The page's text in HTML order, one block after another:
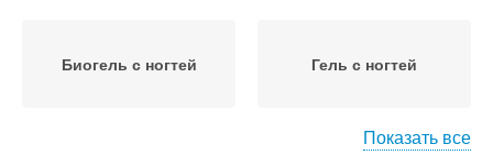
Биогель с ногтей Гель с ногтей
Показать все